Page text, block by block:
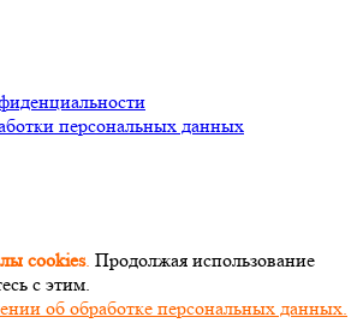
персональных данных
cookies. Продолжая использование
с этим.
об обработке персональных данных.